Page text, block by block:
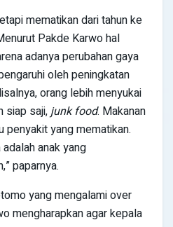
mematikan dari tahun ke
Pakde Karwo hal
adanya perubahan gaya
oleh peningkatan
orang lebih menyukai
siap saji, junk food. Makanan
yang mematikan.
anak yang
paparnya.
yang mengalami over
mengharapkan agar kepala